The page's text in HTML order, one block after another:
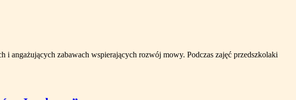
angażujących zabawach wspierających rozwój mowy. Podczas zajęć przedszkolaki